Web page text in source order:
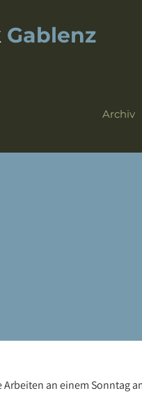
Gablenz
Archiv
an einem Sonntag